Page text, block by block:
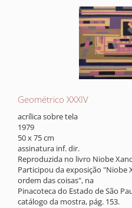
Geométrico XXXIV
acrílica sobre tela
1979
50 x 75 cm
assinatura inf. dir.
Reproduzida no livro Niobe
Participou da exposição "Niobe
ordem das coisas", na
Pinacoteca do Estado de São
catálogo da mostra, pág. 153.